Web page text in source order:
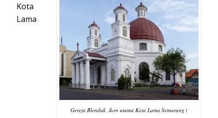
Gereja Blenduk, ikon utama Kota Lama Semarang (
Kota
Lama